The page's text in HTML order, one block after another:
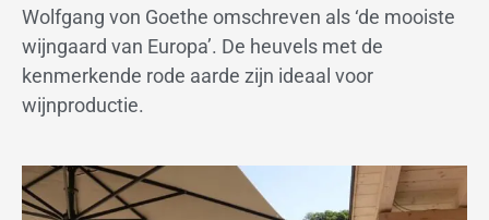
Wolfgang von Goethe omschreven als ‘de mooiste
wijngaard van Europa’. De heuvels met de
kenmerkende rode aarde zijn ideaal voor
wijnproductie.